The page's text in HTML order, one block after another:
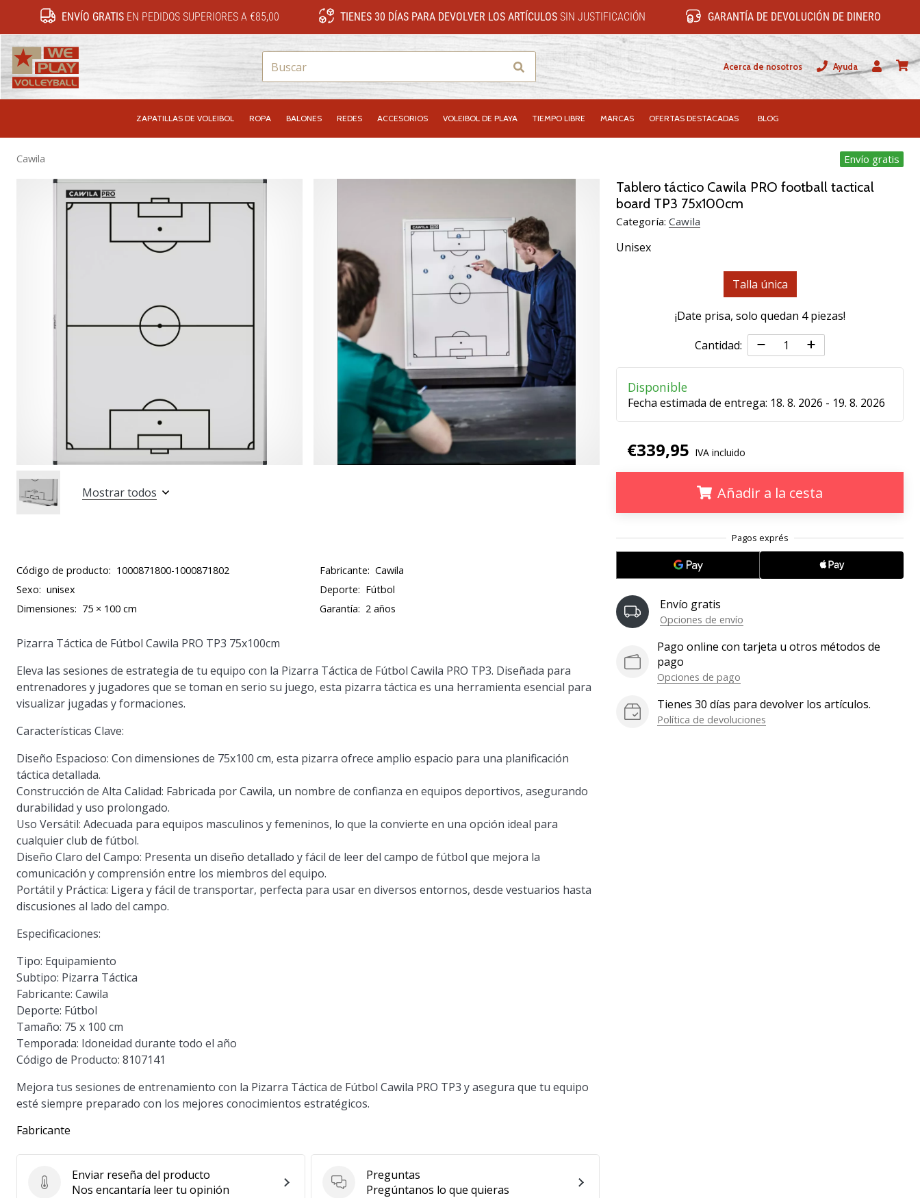
ENVÍO GRATISEN PEDIDOS SUPERIORES A €85,00 TIENES 30 DÍAS PARA DEVOLVER LOS ARTÍCULOS SIN JUSTIFICACIÓN GARANTÍA DE DEVOLUCIÓN DE DINERO
Buscar Acerca de nosotros
Ayuda
Usuario
ZAPATILLAS DE VOLEIBOL ROPA BALONES REDES ACCESORIOS VOLEIBOL DE PLAYA TIEMPO LIBRE MARCAS OFERTAS DESTACADAS BLOG
Cawila Envío gratis
Tablero táctico Cawila PRO football tactical
board TP3 75x100cm
Categoría: Cawila
Unisex
Talla única
¡Date prisa, solo quedan 4 piezas!
Cantidad:
Disponible
Fecha estimada de entrega: 18. 8. 2026 - 19. 8. 2026
€339,95 IVA incluido
Añadir a la cesta
Envío gratis
Opciones de envío
Pago online con tarjeta u otros métodos de
pago
Opciones de pago
Tienes 30 días para devolver los artículos.
Política de devoluciones
Mostrar todos
Código de producto: 1000871800-1000871802 Fabricante: Cawila
Sexo: unisex Deporte: Fútbol
Dimensiones: 75 × 100 cm Garantía: 2 años
Pizarra Táctica de Fútbol Cawila PRO TP3 75x100cm
Eleva las sesiones de estrategia de tu equipo con la Pizarra Táctica de Fútbol Cawila PRO TP3. Diseñada para
entrenadores y jugadores que se toman en serio su juego, esta pizarra táctica es una herramienta esencial para
visualizar jugadas y formaciones.
Características Clave:
Diseño Espacioso: Con dimensiones de 75x100 cm, esta pizarra ofrece amplio espacio para una planificación
táctica detallada.
Construcción de Alta Calidad: Fabricada por Cawila, un nombre de confianza en equipos deportivos, asegurando
durabilidad y uso prolongado.
Uso Versátil: Adecuada para equipos masculinos y femeninos, lo que la convierte en una opción ideal para
cualquier club de fútbol.
Diseño Claro del Campo: Presenta un diseño detallado y fácil de leer del campo de fútbol que mejora la
comunicación y comprensión entre los miembros del equipo.
Portátil y Práctica: Ligera y fácil de transportar, perfecta para usar en diversos entornos, desde vestuarios hasta
discusiones al lado del campo.
Especificaciones:
Tipo: Equipamiento
Subtipo: Pizarra Táctica
Fabricante: Cawila
Deporte: Fútbol
Tamaño: 75 x 100 cm
Temporada: Idoneidad durante todo el año
Código de Producto: 8107141
Mejora tus sesiones de entrenamiento con la Pizarra Táctica de Fútbol Cawila PRO TP3 y asegura que tu equipo
esté siempre preparado con los mejores conocimientos estratégicos.
Fabricante
Enviar reseña del producto
Enviar reseña del producto
Nos encantaría leer tu opinión
Preguntas
Preguntas
Pregúntanos lo que quieras